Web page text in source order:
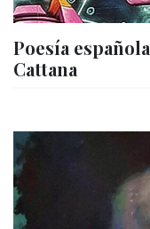
Poesía
Cattana